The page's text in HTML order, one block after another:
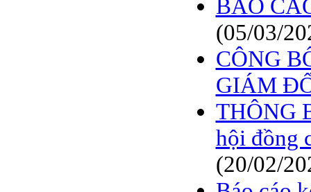
BÁO
(05/03/
CÔNG
GIÁM
THÔNG
hội đồng
(20/02/